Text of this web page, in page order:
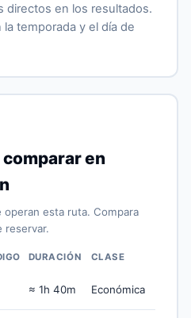
directos en los resultados.
temporada y el día de
en
operan esta ruta. Compara
reservar.
DURACIÓN CLASE
≈ 1h 40m Económica